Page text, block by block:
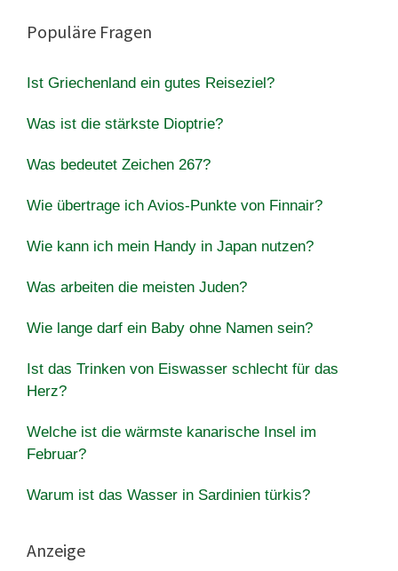
Populäre Fragen
Ist Griechenland ein gutes Reiseziel?
Was ist die stärkste Dioptrie?
Was bedeutet Zeichen 267?
Wie übertrage ich Avios-Punkte von Finnair?
Wie kann ich mein Handy in Japan nutzen?
Was arbeiten die meisten Juden?
Wie lange darf ein Baby ohne Namen sein?
Ist das Trinken von Eiswasser schlecht für das
Herz?
Welche ist die wärmste kanarische Insel im
Februar?
Warum ist das Wasser in Sardinien türkis?
Anzeige